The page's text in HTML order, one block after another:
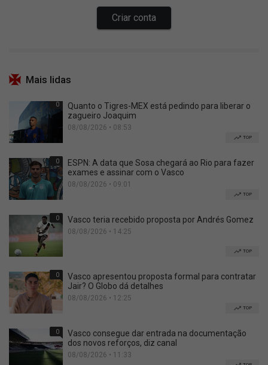
Mais lidas
0
Quanto o Tigres-MEX está pedindo para liberar o
zagueiro Joaquim
08/08/2026 • 08:53
TOP
0
ESPN: A data que Sosa chegará ao Rio para fazer
exames e assinar com o Vasco
08/08/2026 • 09:01
TOP
0 Vasco teria recebido proposta por Andrés Gomez
08/08/2026 • 14:25
TOP
0
Vasco apresentou proposta formal para contratar
Jair? O Globo dá detalhes
08/08/2026 • 12:25
TOP
0
Vasco consegue dar entrada na documentação
dos novos reforços, diz canal
08/08/2026 • 11:33